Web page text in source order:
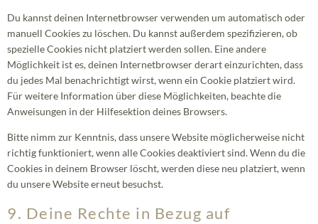
Du kannst deinen Internetbrowser verwenden um automatisch oder
manuell Cookies zu löschen. Du kannst außerdem spezifizieren, ob
spezielle Cookies nicht platziert werden sollen. Eine andere
Möglichkeit ist es, deinen Internetbrowser derart einzurichten, dass
du jedes Mal benachrichtigt wirst, wenn ein Cookie platziert wird.
Für weitere Information über diese Möglichkeiten, beachte die
Anweisungen in der Hilfesektion deines Browsers.
Bitte nimm zur Kenntnis, dass unsere Website möglicherweise nicht
richtig funktioniert, wenn alle Cookies deaktiviert sind. Wenn du die
Cookies in deinem Browser löscht, werden diese neu platziert, wenn
du unsere Website erneut besuchst.
9. Deine Rechte in Bezug auf